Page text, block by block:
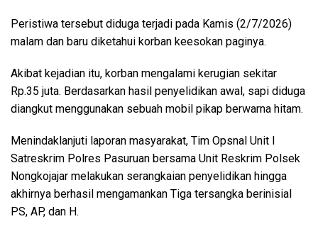
Peristiwa tersebut diduga terjadi pada Kamis (2/7/2026)
malam dan baru diketahui korban keesokan paginya.
Akibat kejadian itu, korban mengalami kerugian sekitar
Rp.35 juta. Berdasarkan hasil penyelidikan awal, sapi diduga
diangkut menggunakan sebuah mobil pikap berwarna hitam.
Menindaklanjuti laporan masyarakat, Tim Opsnal Unit I
Satreskrim Polres Pasuruan bersama Unit Reskrim Polsek
Nongkojajar melakukan serangkaian penyelidikan hingga
akhirnya berhasil mengamankan Tiga tersangka berinisial
PS, AP, dan H.